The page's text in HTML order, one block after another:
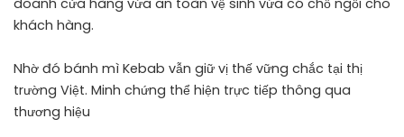
khách hàng.
Nhờ đó bánh mì Kebab vẫn giữ vị thế vững chắc tại thị
trường Việt. Minh chứng thể hiện trực tiếp thông qua
thương hiệu